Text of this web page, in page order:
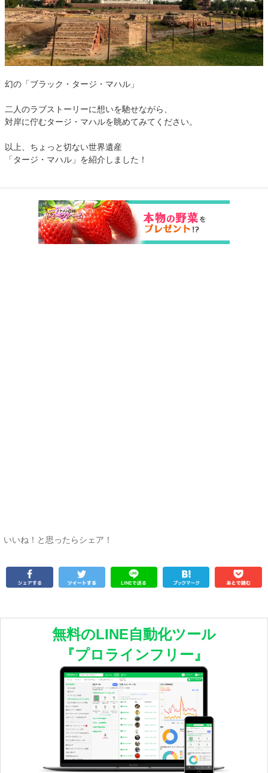
幻の「ブラック・タージ・マハル」
二人のラブストーリーに想いを馳せながら、
対岸に佇むタージ・マハルを眺めてみてください。
以上、ちょっと切ない世界遺産
「タージ・マハル」を紹介しました！
いいね！と思ったらシェア！
無料のLINE自動化ツール
『プロラインフリー』